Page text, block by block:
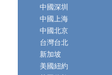
中國深圳
中國上海
中國北京
台灣台北
新加坡
美國紐約